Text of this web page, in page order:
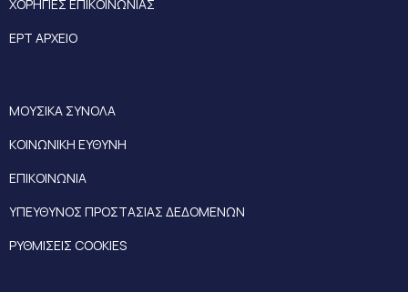
ΧΟΡΗΓΙΕΣ ΕΠΙΚΟΙΝΩΝΙΑΣ
ΕΡΤ ΑΡΧΕΙΟ
ΜΟΥΣΙΚΑ ΣΥΝΟΛΑ
ΚΟΙΝΩΝΙΚΗ ΕΥΘΥΝΗ
ΕΠΙΚΟΙΝΩΝΙΑ
ΥΠΕΥΘΥΝΟΣ ΠΡΟΣΤΑΣΙΑΣ ΔΕΔΟΜΕΝΩΝ
ΡΥΘΜΙΣΕΙΣ COOKIES